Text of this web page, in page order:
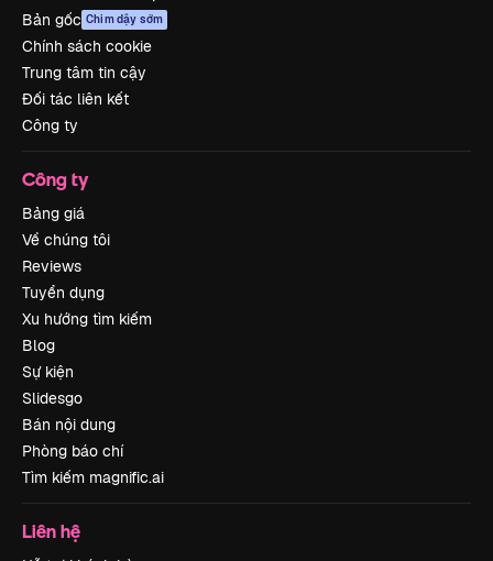
Bản gốc Chim dậy sớm
Chính sách cookie
Trung tâm tin cậy
Đối tác liên kết
Công ty
Công ty
Bảng giá
Về chúng tôi
Reviews
Tuyển dụng
Xu hướng tìm kiếm
Blog
Sự kiện
Slidesgo
Bán nội dung
Phòng báo chí
Tìm kiếm magnific.ai
Liên hệ